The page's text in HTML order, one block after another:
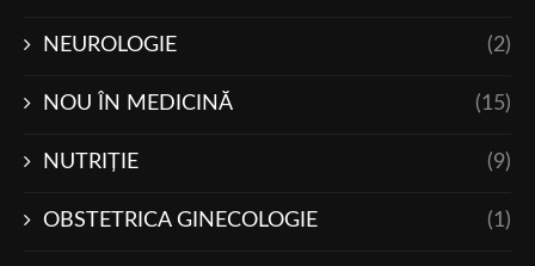
NEUROLOGIE (2)
NOU ÎN MEDICINĂ (15)
NUTRIŢIE (9)
OBSTETRICA GINECOLOGIE (1)